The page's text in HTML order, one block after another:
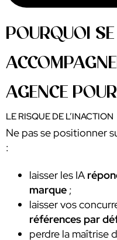
POURQUOI SE
AGENCE
LE RISQUE DE L’INACTION
Ne pas se positionner
:
laisser les IA
marque ;
laisser vos
références par
perdre la maîtrise